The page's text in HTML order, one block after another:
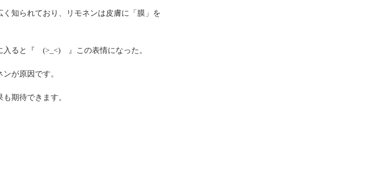
く知られており、リモネンは皮膚に「膜」を
入ると『 (>_<) 』この表情になった。
が原因です。
期待できます。